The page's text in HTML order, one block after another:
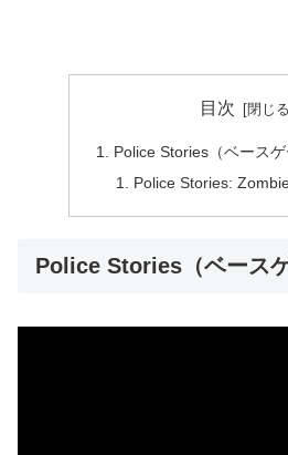
目次
Police Stories（ベースゲ
Police Stories:
Police Stories（ベースゲ